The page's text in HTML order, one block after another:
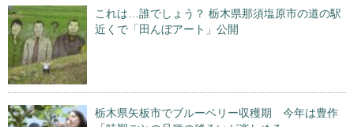
これは…誰でしょう？ 栃木県那須塩原市の道の駅
近くで「田んぼアート」公開
栃木県矢板市でブルーベリー収穫期 今年は豊作